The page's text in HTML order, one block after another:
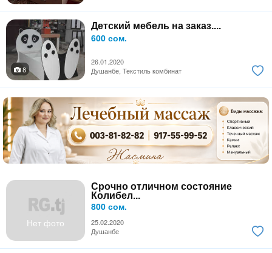
Детский мебель на заказ....
600 сом.
26.01.2020
8
Душанбе, Текстиль комбинат
Нет фото
Срочно отличном состояние
Колибел...
800 сом.
25.02.2020
Душанбе